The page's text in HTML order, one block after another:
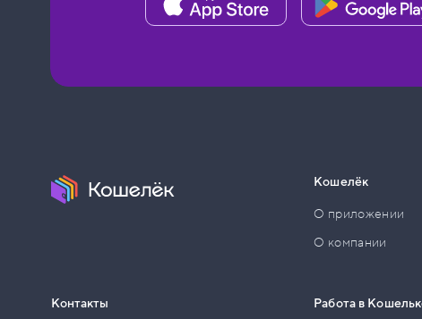
Контакты
Кошелёк
О приложении
О компании
Работа в